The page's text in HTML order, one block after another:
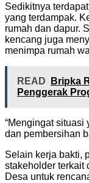
Sedikitnya
yang terdampak.
rumah dan dapur.
kencang juga
menimpa rumah
READ
Bripka
Penggerak
“Mengingat situasi
dan pembersihan
Selain kerja bakti,
stakeholder terkait
Desa untuk